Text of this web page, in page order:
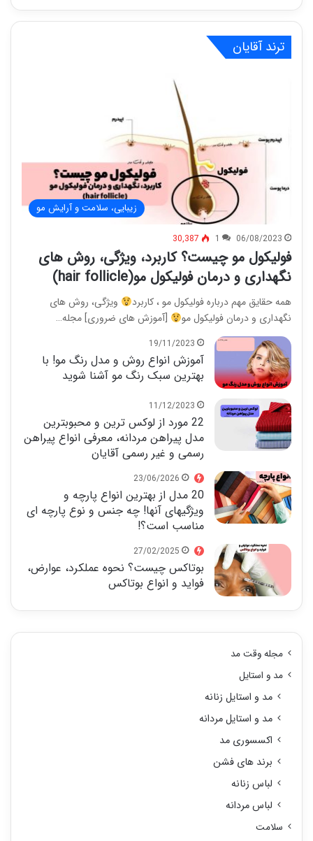
ترند آقایان
زیبایی، سلامت و آرایش مو
06/08/2023
1
30,387
فولیکول مو چیست؟ کاربرد، ویژگی، روش های
نگهداری و درمان فولیکول مو(hair follicle)
همه حقایق مهم درباره فولیکول مو ، کاربرد
ویژگی، روش های
نگهداری و درمان فولیکول مو
[آموزش های ضروری] مجله…
19/11/2023
آموزش انواع روش و مدل رنگ مو! با
بهترین سبک رنگ مو آشنا شوید
11/12/2023
22 مورد از لوکس ترین و محبوبترین
مدل پیراهن مردانه، معرفی انواع پیراهن
رسمی و غیر رسمی آقایان
23/06/2026
20 مدل از بهترین انواع پارچه و
ویژگیهای آنها! چه جنس و نوع پارچه ای
مناسب است؟!
27/02/2025
بوتاکس چیست؟ نحوه عملکرد، عوارض،
فواید و انواع بوتاکس
مجله وقت مد
مد و استایل
مد و استایل زنانه
مد و استایل مردانه
اکسسوری مد
برند های فشن
لباس زنانه
لباس مردانه
سلامت